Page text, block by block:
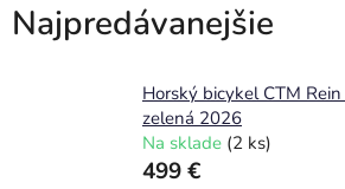
Najpredávanejšie
Horský bicykel CTM
zelená 2026
Na sklade (2 ks)
499 €